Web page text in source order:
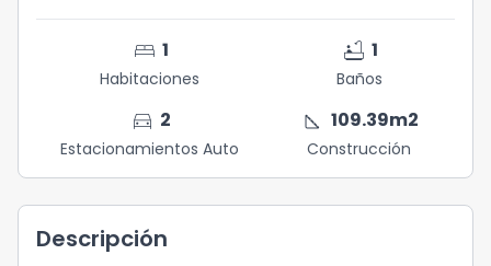
bed 1
Habitaciones
bathtub 1
Baños
directions_car 2
Estacionamientos Auto
square_foot 109.39m2
Construcción
Descripción